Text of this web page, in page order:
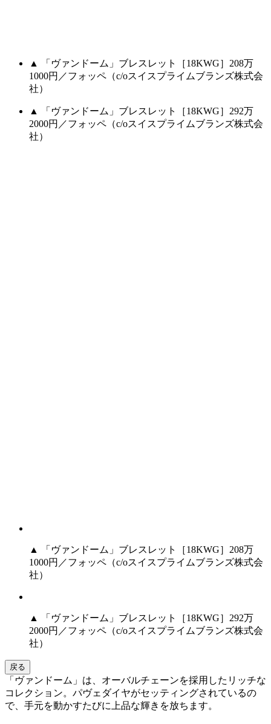
▲ 「ヴァンドーム」ブレスレット［18KWG］208万
1000円／フォッペ（c/oスイスプライムブランズ株式会
社）
▲ 「ヴァンドーム」ブレスレット［18KWG］292万
2000円／フォッペ（c/oスイスプライムブランズ株式会
社）
▲ 「ヴァンドーム」ブレスレット［18KWG］208万
1000円／フォッペ（c/oスイスプライムブランズ株式会
社）
▲ 「ヴァンドーム」ブレスレット［18KWG］292万
2000円／フォッペ（c/oスイスプライムブランズ株式会
社）
戻る
「ヴァンドーム」は、オーバルチェーンを採用したリッチな
コレクション。パヴェダイヤがセッティングされているの
で、手元を動かすたびに上品な輝きを放ちます。